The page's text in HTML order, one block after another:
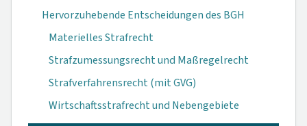
Hervorzuhebende Entscheidungen des BGH
Materielles Strafrecht
Strafzumessungsrecht und Maßregelrecht
Strafverfahrensrecht (mit GVG)
Wirtschaftsstrafrecht und Nebengebiete